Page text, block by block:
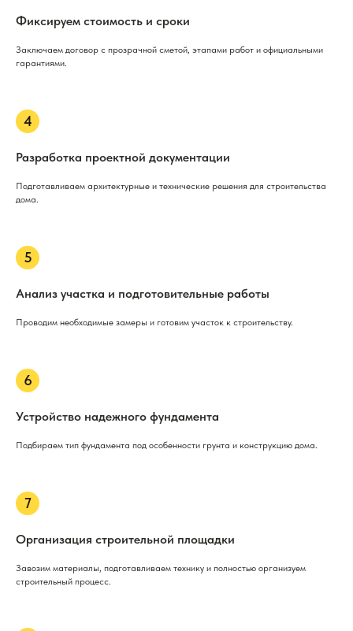
Фиксируем стоимость и сроки
Заключаем договор с прозрачной сметой, этапами работ и официальными
гарантиями.
Разработка проектной документации
Подготавливаем архитектурные и технические решения для строительства
дома.
Анализ участка и подготовительные работы
Проводим необходимые замеры и готовим участок к строительству.
Устройство надежного фундамента
Подбираем тип фундамента под особенности грунта и конструкцию дома.
Организация строительной площадки
Завозим материалы, подготавливаем технику и полностью организуем
строительный процесс.